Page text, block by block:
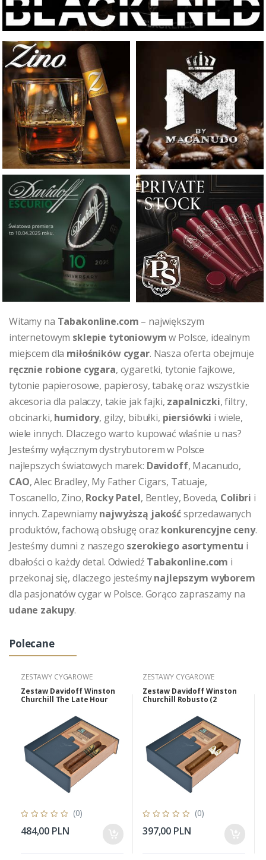
Witamy na Tabakonline.com – największym
internetowym sklepie tytoniowymw Polsce, idealnym
miejscem dla miłośników cygar. Nasza oferta obejmuje
ręcznie robione cygara, cygaretki, tytonie fajkowe,
tytonie papierosowe, papierosy, tabakę oraz wszystkie
akcesoria dla palaczy, takie jak fajki, zapalniczki, filtry,
obcinarki, humidory, gilzy, bibułki, piersiówki i wiele,
wiele innych. Dlaczego warto kupować właśnie u nas?
Jesteśmy wyłącznym dystrybutorem w Polsce
najlepszych światowych marek: Davidoff, Macanudo,
CAO, Alec Bradley, My Father Cigars, Tatuaje,
Toscanello, Zino, Rocky Patel, Bentley, Boveda, Colibri i
innych. Zapewniamynajwyższą jakośćsprzedawanych
produktów, fachową obsługę oraz konkurencyjne ceny.
Jesteśmy dumni z naszego szerokiego asortymentu i
dbałości o każdy detal. Odwiedź Tabakonline.com i
przekonaj się, dlaczego jesteśmynajlepszym wyborem
dla pasjonatów cygar w Polsce. Gorąco zapraszamy na
udane zakupy.
Polecane
ZESTAWY CYGAROWE
Zestaw Davidoff Winston
Churchill The Late Hour
piersiówka, akcesoria).
(0)
484,00 PLN
ZESTAWY CYGAROWE
Zestaw Davidoff Winston
Churchill Robusto (2
(0)
397,00 PLN